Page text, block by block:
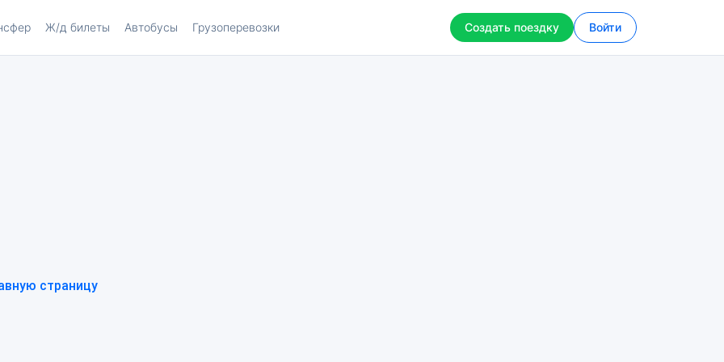
Ж/д билеты Автобусы Грузоперевозки Создать поездку Войти
страницу